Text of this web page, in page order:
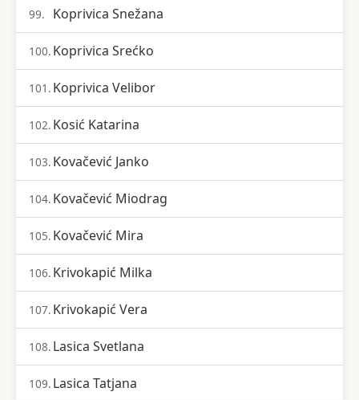
99. Koprivica Snežana
100. Koprivica Srećko
101. Koprivica Velibor
102. Kosić Katarina
103. Kovačević Janko
104. Kovačević Miodrag
105. Kovačević Mira
106. Krivokapić Milka
107. Krivokapić Vera
108. Lasica Svetlana
109. Lasica Tatjana